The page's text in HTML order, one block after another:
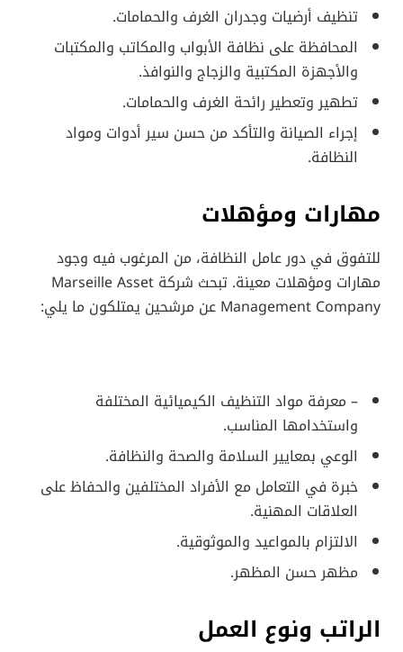
تنظيف أرضيات وجدران الغرف والحمامات.
المحافظة على نظافة الأبواب والمكاتب والمكتبات
والأجهزة المكتبية والزجاج والنوافذ.
تطهير وتعطير رائحة الغرف والحمامات.
إجراء الصيانة والتأكد من حسن سير أدوات ومواد
النظافة.
مهارات ومؤهلات
للتفوق في دور عامل النظافة، من المرغوب فيه وجود
مهارات ومؤهلات معينة. تبحث شركة Marseille Asset
Management Company عن مرشحين يمتلكون ما يلي:
– معرفة مواد التنظيف الكيميائية المختلفة
واستخدامها المناسب.
الوعي بمعايير السلامة والصحة والنظافة.
خبرة في التعامل مع الأفراد المختلفين والحفاظ على
العلاقات المهنية.
الالتزام بالمواعيد والموثوقية.
مظهر حسن المظهر.
الراتب ونوع العمل